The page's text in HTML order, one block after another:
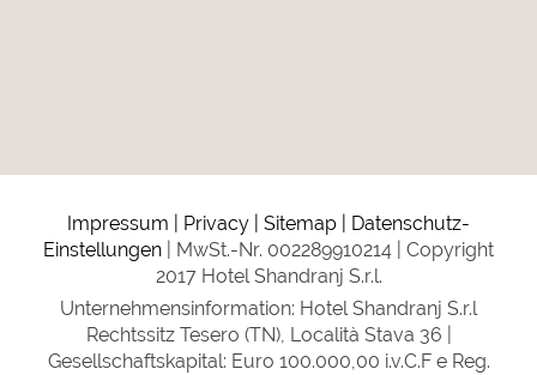
Impressum Privacy Sitemap
Datenschutz-
Einstellungen
MwSt.-Nr. 002289910214
Copyright
2017 Hotel Shandranj S.r.l.
Unternehmensinformation: Hotel Shandranj S.r.l
Rechtssitz Tesero (TN), Località Stava 36 |
Gesellschaftskapital: Euro 100.000,00 i.v.C.F e Reg.